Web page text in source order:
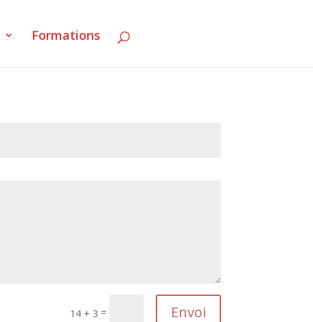
Formations
14 + 3 = Envoi